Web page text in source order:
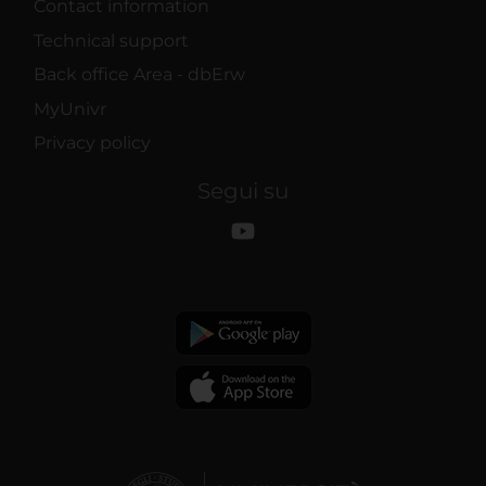
Contact information
Technical support
Back office Area - dbErw
MyUnivr
Privacy policy
Segui su